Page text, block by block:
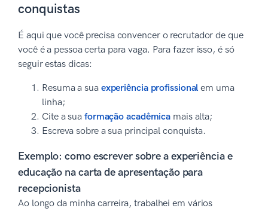
conquistas
É aqui que você precisa convencer o recrutador de que
você é a pessoa certa para vaga. Para fazer isso, é só
seguir estas dicas:
Resuma a sua experiência profissional em uma
linha;
Cite a sua formação acadêmica mais alta;
Escreva sobre a sua principal conquista.
Exemplo: como escrever sobre a experiência e
educação na carta de apresentação para
recepcionista
Ao longo da minha carreira, trabalhei em vários